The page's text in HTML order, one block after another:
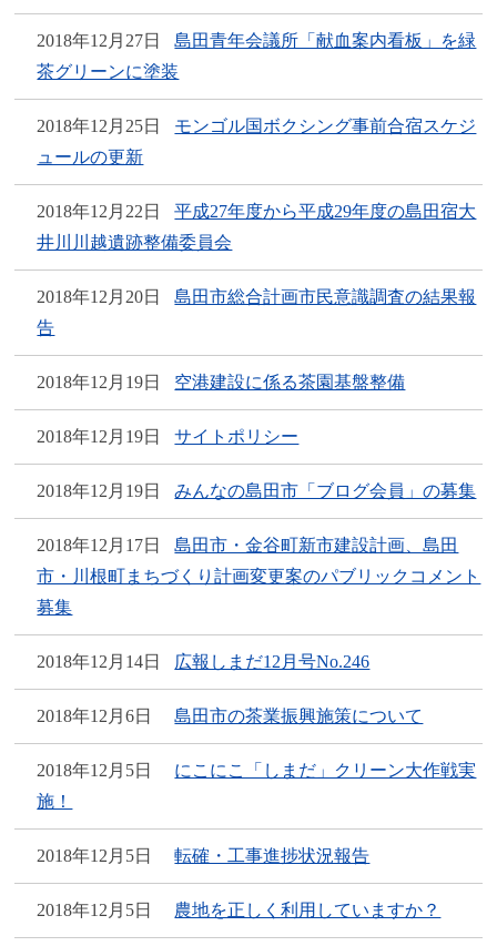
2018年12月27日
島田青年会議所「献血案内看板」を緑
茶グリーンに塗装
2018年12月25日
モンゴル国ボクシング事前合宿スケジ
ュールの更新
2018年12月22日
平成27年度から平成29年度の島田宿大
井川川越遺跡整備委員会
2018年12月20日
島田市総合計画市民意識調査の結果報
告
2018年12月19日 空港建設に係る茶園基盤整備
2018年12月19日 サイトポリシー
2018年12月19日 みんなの島田市「ブログ会員」の募集
2018年12月17日
島田市・金谷町新市建設計画、島田
市・川根町まちづくり計画変更案のパブリックコメント
募集
2018年12月14日 広報しまだ12月号No.246
2018年12月6日 島田市の茶業振興施策について
2018年12月5日
にこにこ「しまだ」クリーン大作戦実
施！
2018年12月5日 転確・工事進捗状況報告
2018年12月5日 農地を正しく利用していますか？